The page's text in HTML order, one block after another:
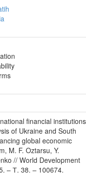
financial
of Ukraine and South
global economic
M. F. Oztarsu, Y.
// World Development
– Т. 38. – 100674.